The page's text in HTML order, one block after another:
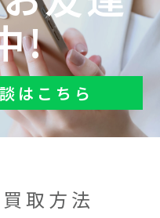
!
はこちら
取方法